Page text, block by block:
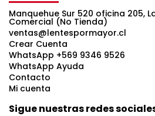
Manquehue Sur 520 oficina 205,
Comercial (No Tienda)
ventas@lentespormayor.cl
Crear Cuenta
WhatsApp +569 9346 9526
WhatsApp Ayuda
Contacto
Mi cuenta
Sigue nuestras redes